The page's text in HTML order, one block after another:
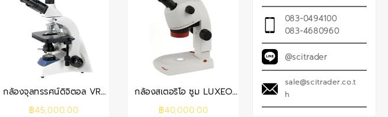
กล้องจุลทรรศน์ดิจิตอล VR-
148D
฿45,000.00
กล้องสเตอริโอ ซูม LUXEO
4Z (LABOMED)
฿40,000.00
083-0494100
083-4680960
@scitrader
sale@scitrader.co.t
h